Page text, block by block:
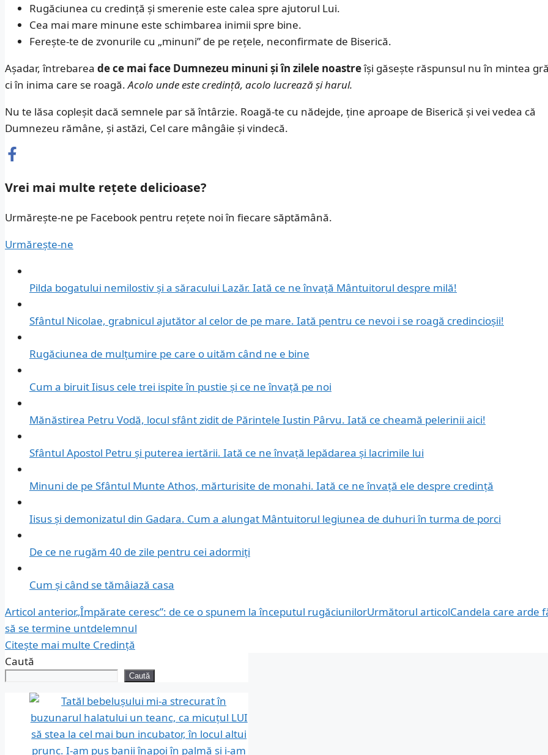
Rugăciunea cu credință și smerenie este calea spre ajutorul Lui.
Cea mai mare minune este schimbarea inimii spre bine.
Ferește-te de zvonurile cu „minuni” de pe rețele, neconfirmate de Biserică.
Așadar, întrebarea de ce mai face Dumnezeu minuni și în zilele noastreîși găsește răspunsul nu în mintea
ci în inima care se roagă.Acolo unde este credință, acolo lucrează și harul.
Nu te lăsa copleșit dacă semnele par să întârzie. Roagă-te cu nădejde, ține aproape de Biserică și vei vedea că
Dumnezeu rămâne, și astăzi, Cel care mângâie și vindecă.
Vrei mai multe rețete delicioase?
Urmărește-ne pe Facebook pentru rețete noi în fiecare săptămână.
Urmărește-ne
Pilda bogatului nemilostiv și a săracului Lazăr. Iată ce ne învață Mântuitorul despre milă!
Sfântul Nicolae, grabnicul ajutător al celor de pe mare. Iată pentru ce nevoi i se roagă credincioșii!
Rugăciunea de mulțumire pe care o uităm când ne e bine
Cum a biruit Iisus cele trei ispite în pustie și ce ne învață pe noi
Mănăstirea Petru Vodă, locul sfânt zidit de Părintele Iustin Pârvu. Iată ce cheamă pelerinii aici!
Sfântul Apostol Petru și puterea iertării. Iată ce ne învață lepădarea și lacrimile lui
Minuni de pe Sfântul Munte Athos, mărturisite de monahi. Iată ce ne învață ele despre credință
Iisus și demonizatul din Gadara. Cum a alungat Mântuitorul legiunea de duhuri în turma de porci
De ce ne rugăm 40 de zile pentru cei adormiți
Cum și când se tămâiază casa
Articol anterior„Împărate ceresc”: de ce o spunem la începutul rugăciunilorUrmătorul articolCandela care arde
să se termine untdelemnul
Citește mai multe Credință
Caută
Caută